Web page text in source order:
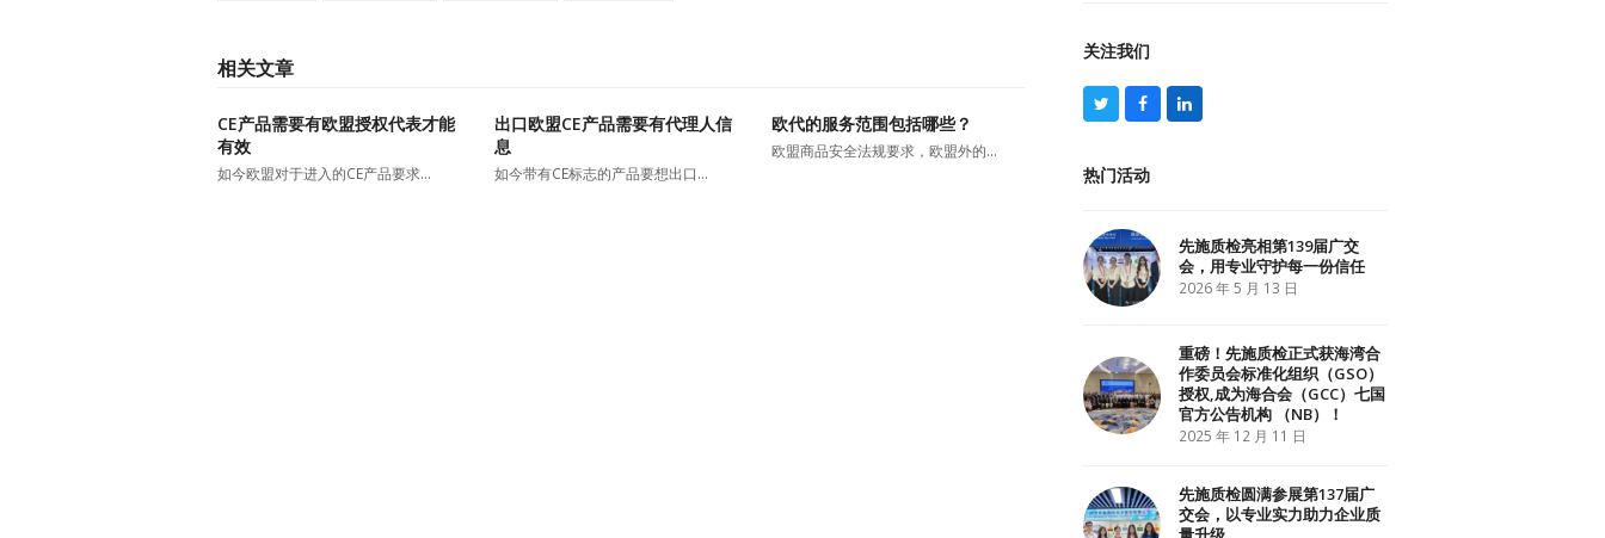
相关文章
CE产品需要有欧盟授权代表才能
有效
如今欧盟对于进入的CE产品要求…
出口欧盟CE产品需要有代理人信
息
如今带有CE标志的产品要想出口…
欧代的服务范围包括哪些？
欧盟商品安全法规要求，欧盟外的…
关注我们
T
w
t
t
F
a
b
L
i
热门活动
先施质检亮相第139届广交
会，用专业守护每一份信任
2026 年 5 月 13 日
重磅！先施质检正式获海湾合
作委员会标准化组织（GSO）
授权,成为海合会（GCC）七国
官方公告机构 （NB）！
2025 年 12 月 11 日
先施质检圆满参展第137届广
交会，以专业实力助力企业质